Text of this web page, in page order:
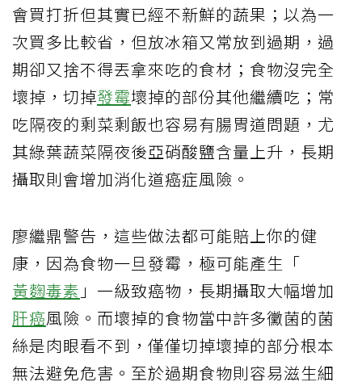
會買打折但其實已經不新鮮的蔬果；以為一
次買多比較省，但放冰箱又常放到過期，過
期卻又捨不得丟拿來吃的食材；食物沒完全
壞掉，切掉發霉壞掉的部份其他繼續吃；常
吃隔夜的剩菜剩飯也容易有腸胃道問題，尤
其綠葉蔬菜隔夜後亞硝酸鹽含量上升，長期
攝取則會增加消化道癌症風險。
廖繼鼎警告，這些做法都可能賠上你的健
康，因為食物一旦發霉，極可能產生「
黃麴毒素 」一級致癌物，長期攝取大幅增加
肝癌風險。而壞掉的食物當中許多黴菌的菌
絲是肉眼看不到，僅僅切掉壞掉的部分根本
無法避免危害。至於過期食物則容易滋生細